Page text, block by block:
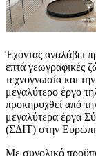
Έχοντας αναλάβει
επτά γεωγραφικές
τεχνογνωσία και
μεγαλύτερο έργο
προκηρυχθεί από
μεγαλύτερα έργα
(ΣΔΙΤ) στην
Με συνολικό